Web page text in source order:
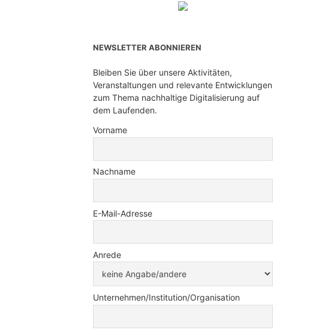
NEWSLETTER ABONNIEREN
Bleiben Sie über unsere Aktivitäten,
Veranstaltungen und relevante Entwicklungen
zum Thema nachhaltige Digitalisierung auf
dem Laufenden.
Vorname
Nachname
E-Mail-Adresse
Anrede
Unternehmen/Institution/Organisation